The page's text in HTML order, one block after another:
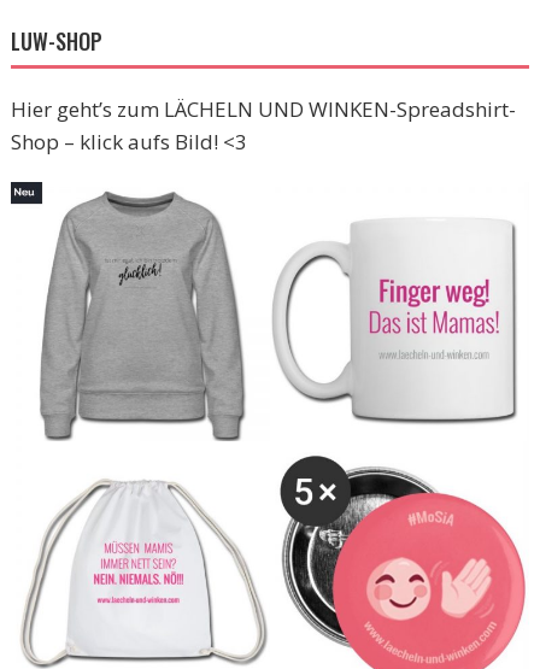
LUW-SHOP
Hier geht’s zum LÄCHELN UND WINKEN-Spreadshirt-
Shop – klick aufs Bild! <3